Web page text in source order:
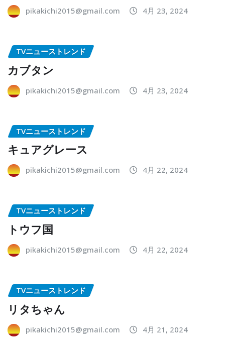
pikakichi2015@gmail.com 4月 23, 2024
TVニューストレンド
カブタン
pikakichi2015@gmail.com 4月 23, 2024
TVニューストレンド
キュアグレース
pikakichi2015@gmail.com 4月 22, 2024
TVニューストレンド
トウフ国
pikakichi2015@gmail.com 4月 22, 2024
TVニューストレンド
リタちゃん
pikakichi2015@gmail.com 4月 21, 2024